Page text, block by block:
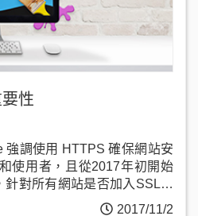
性
強調使用 HTTPS 確保網站安
使用者，且從2017年初開始
針對所有網站是否加入SSL安
2017/11/2